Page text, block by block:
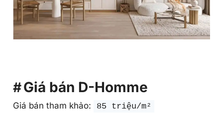
Giá bán tham khảo: 85 triệu/m²
Ngân hàng Lãi suất ưu đãi Lãi suất sau ưu đãi
🔔
Lưu ý: Giá bán và lãi suất mang tính